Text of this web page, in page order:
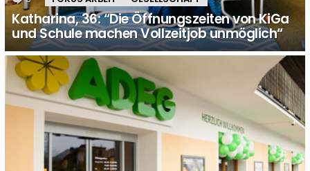
Katharina, 36: “Die Öffnungszeiten von KiGa
und Schule machen Vollzeitjob unmöglich“